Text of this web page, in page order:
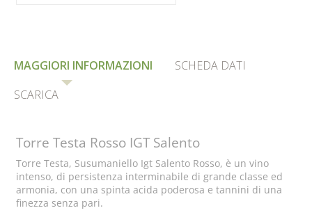
MAGGIORI INFORMAZIONI
SCHEDA DATI
SCARICA
Torre Testa Rosso IGT Salento
Torre Testa, Susumaniello Igt Salento Rosso, è un vino
intenso, di persistenza interminabile di grande classe ed
armonia, con una spinta acida poderosa e tannini di una
finezza senza pari.